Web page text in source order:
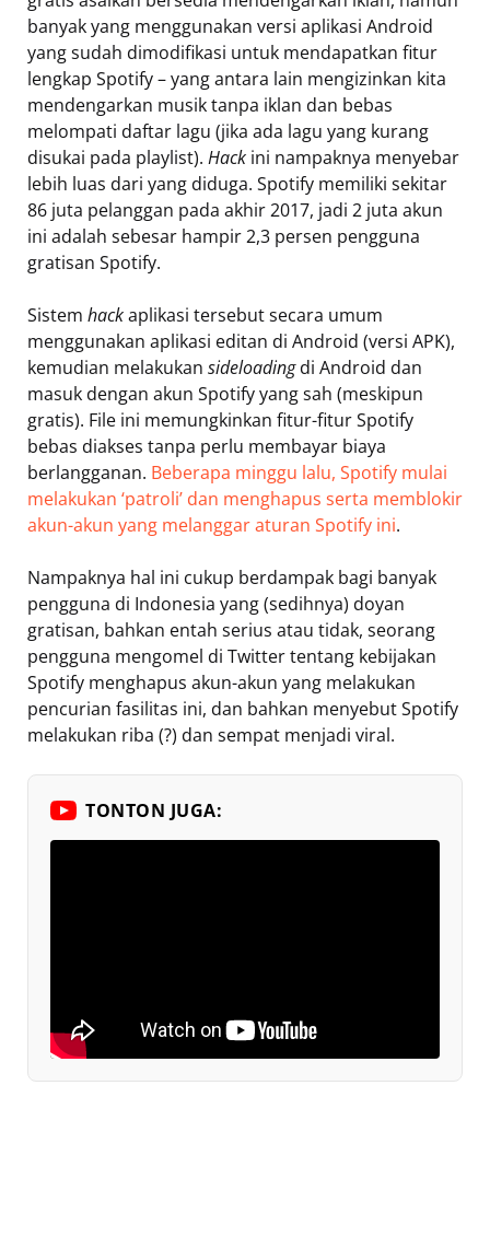
banyak yang menggunakan versi aplikasi Android
yang sudah dimodifikasi untuk mendapatkan fitur
lengkap Spotify – yang antara lain mengizinkan kita
mendengarkan musik tanpa iklan dan bebas
melompati daftar lagu (jika ada lagu yang kurang
disukai pada playlist). Hack ini nampaknya menyebar
lebih luas dari yang diduga. Spotify memiliki sekitar
86 juta pelanggan pada akhir 2017, jadi 2 juta akun
ini adalah sebesar hampir 2,3 persen pengguna
gratisan Spotify.
Sistem hackaplikasi tersebut secara umum
menggunakan aplikasi editan di Android (versi APK),
kemudian melakukan sideloadingdi Android dan
masuk dengan akun Spotify yang sah (meskipun
gratis). File ini memungkinkan fitur-fitur Spotify
bebas diakses tanpa perlu membayar biaya
berlangganan. Beberapa minggu lalu, Spotify mulai
melakukan ‘patroli’ dan menghapus serta memblokir
akun-akun yang melanggar aturan Spotify ini.
Nampaknya hal ini cukup berdampak bagi banyak
pengguna di Indonesia yang (sedihnya) doyan
gratisan, bahkan entah serius atau tidak, seorang
pengguna mengomel di Twitter tentang kebijakan
Spotify menghapus akun-akun yang melakukan
pencurian fasilitas ini, dan bahkan menyebut Spotify
melakukan riba (?) dan sempat menjadi viral.
TONTON JUGA: